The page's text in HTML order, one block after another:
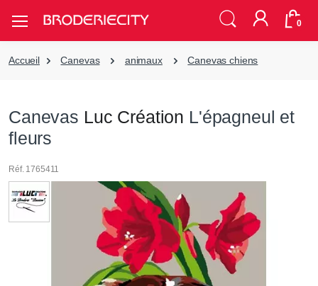
0
Accueil Canevas animaux Canevas chiens
Canevas Luc Création L'épagneul et
fleurs
Réf. 1765411